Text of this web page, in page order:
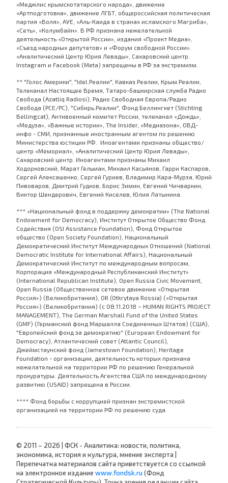
«Меджлис крымскотатарского народа», движение
«Артподготовка», движение ЛГБТ, общероссийская политическая
партия «Воля», АУЕ, «Аль-Каида в странах исламского Магриба»,
«Сеть», «Колумбайн». В РФ признана нежелательной
деятельность «Открытой России», издания «Проект Медиа»,
«Съезд народных депутатов» и «Форум свободной России».
«Аналитический Центр Юрия Левады», Сахаровский центр.
Instagram и Facebook (Metа) запрещены в РФ за экстремизм.
** "Голос Америки", "Idel.Реалии", Кавказ.Реалии, Крым.Реалии,
Телеканал Настоящее Время, Татаро-башкирская служба Радио
Свобода (Azatliq Radiosi), Радио Свободная Европа/Радио
Свобода (PCE/PC), "Сибирь.Реалии", Фонд Беллингкет (Stichting
Bellingcat), Антивоенный комитет России, телеканал «Дождь»,
«Медуза», «Важные истории», The Insider, «Медиазона», ОВД-
инфо - СМИ, признанные иностранным агентом по решению
Министерства юстиции РФ. Иноагентами признаны общество/
центр «Мемориал», «Аналитический Центр Юрия Левады»,
Сахаровский центр. Иноагентами признаны Михаил
Ходорковский, Марат Гельман, Михаил Касьянов, Гарри Каспаров,
Сергей Алексашенко, Сергей Гуриев, Владимир Кара-Мурза, Юрий
Пивоваров, Дмитрий Гудков, Борис Зимин, Евгений Чичваркин,
Виктор Шендерович, Евгений Киселев, Юлия Латынина.
*** «Национальный фонд в поддержку демократии» (The National
Endowment for Democracy), Институт Открытое Общество Фонд
Содействия (OSI Assistance Foundation), Фонд Открытое
общество (Open Society Foundation), Национальный
Демократический Институт Международных Отношений (National
Democratic Institute for International Affairs), Национальный
Демократический Институт по международным вопросам,
Корпорация «Международный Республиканский Институт»
(International Republican Institute), Open Russia Civic Movement,
Open Russia (Общественное сетевое движение «Открытая
Россия») (Великобритания), OR (Otkrytaya Rossia) («Открытая
Россия») (Великобритания) (с 08.11.2018 – HUMAN RIGHTS PROJECT
MANAGEMENT), The German Marshall Fund of the United States
(GMF) (Германский фонд Маршалла Соединенных Штатов) (США),
"Европейский фонд за демократию" (European Endowment for
Democracy), Атлантический совет (Atlantic Council),
Джеймстаунский фонд (Jamestown Foundation), Heritage
Foundation - организации, деятельность которых признана
нежелательной на территории РФ по решению Генеральной
прокуратуры. Деятельность Агентства США по международному
развитию (USAID) запрещена в России.
**** Фонд борьбы с коррупцией признан экстремистской
организацией на территории РФ по решению суда.
© 2011 – 2026 | ФСК - Аналитика: новости, политика,
экономика, история и культура, мнение эксперта |
Перепечатка материалов сайта приветствуется со ссылкой
на электронное издание www.fondsk.ru (Фонд